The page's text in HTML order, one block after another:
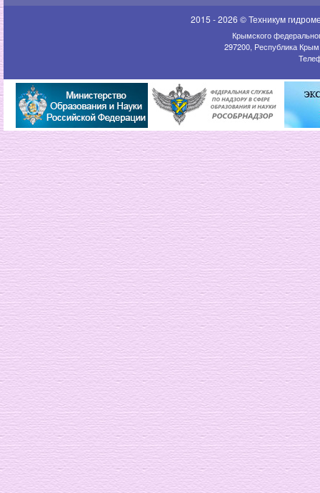
2015 - 2026 © Техникум
Крымского
297200, Республика